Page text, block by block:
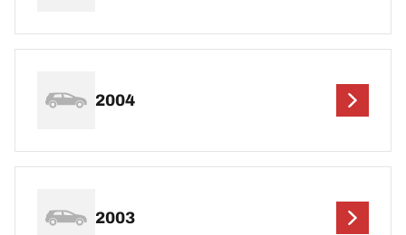
2004
2003